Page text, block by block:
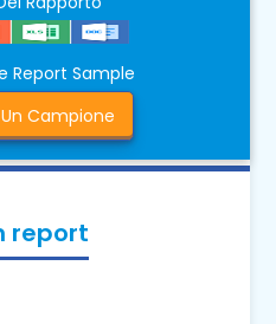
Report Sample
Campione
report